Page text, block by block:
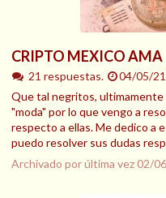
CRIPTO MEXICO AMA
21 respuestas.
04/05/
Que tal negritos, ultimamente
"moda" por lo que vengo a
respecto a ellas. Me dedico a
puedo resolver sus dudas
Archivado por última vez02/